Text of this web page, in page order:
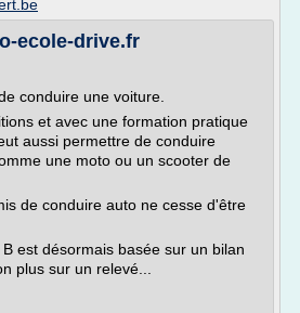
ecole-drive.fr
conduire une voiture.
et avec une formation pratique
aussi permettre de conduire
une moto ou un scooter de
de conduire auto ne cesse d'être
est désormais basée sur un bilan
plus sur un relevé...